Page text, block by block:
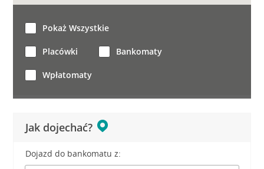
Jak dojechać?
Dojazd do bankomatu z:
Pokaż Wszystkie
Placówki Bankomaty
Wpłatomaty